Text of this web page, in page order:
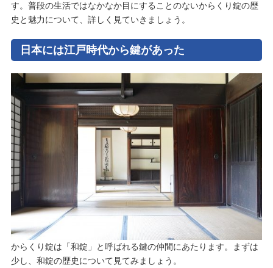
す。普段の生活ではなかなか目にすることのないからくり錠の歴
史と魅力について、詳しく見ていきましょう。
日本には江戸時代から鍵があった
からくり錠は「和錠」と呼ばれる鍵の仲間にあたります。まずは
少し、和錠の歴史について見てみましょう。